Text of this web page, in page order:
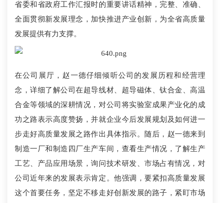
省委和省政府工作汇报时的重要讲话精神，完整、准确、
全面贯彻新发展理念，加快推进产业创新，为全省高质量
发展提供有力支撑。
在公司展厅，赵一德仔细倾听公司的发展历程和经营理
念，详细了解公司在超导线材、超导磁体、钛合金、高温
合金等领域的深耕情况，对公司将实验室成果产业化的成
功之路表示高度赞扬，并就企业今后发展规划及如何进一
步走好高质量发展之路作出具体指示。随后，赵一德来到
制造一厂和制造四厂生产车间，查看生产情况，了解生产
工艺、产品应用场景，询问技术研发、市场占有情况，对
公司近年来的发展表示肯定。他强调，要紧扣高质量发展
这个首要任务，坚定不移走好创新发展的路子，紧盯市场